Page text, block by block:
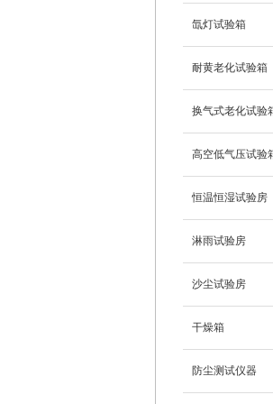
氙灯试验箱
耐黄老化试验箱
换气式老化试验
高空低气压试验
恒温恒湿试验房
淋雨试验房
沙尘试验房
干燥箱
防尘测试仪器